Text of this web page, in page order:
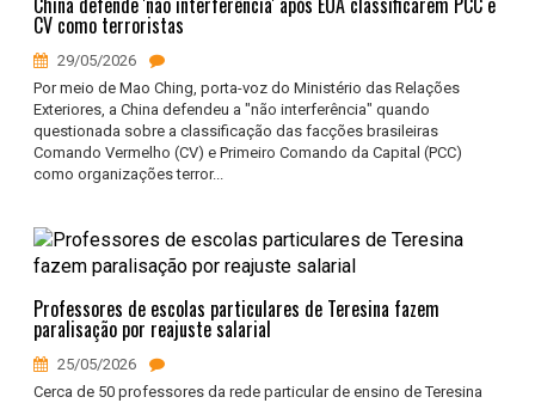
CV como terroristas
29/05/2026
Por meio de Mao Ching, porta-voz do Ministério das Relações
Exteriores, a China defendeu a "não interferência" quando
questionada sobre a classificação das facções brasileiras
Comando Vermelho (CV) e Primeiro Comando da Capital (PCC)
como organizações terror...
Professores de escolas particulares de Teresina fazem
paralisação por reajuste salarial
25/05/2026
Cerca de 50 professores da rede particular de ensino de Teresina